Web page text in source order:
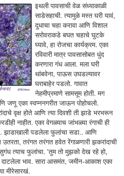
इथली पावसाची वेळ संध्याकाळी
साडेसहाची. त्यामुळे मस्त घरी यावं,
दुधाचा चहा करावा आणि विशाल
सरोवराकडे बघत चहाचे घुटके
घ्यावे, हा रोजचा कार्यक्रम. एका
रविवारी मात्र पावसासोबत धुंद
करणारा गंध आला. मला घरी
थांबवेना, पाऊस उघडल्यावर
घराबाहेर पडलो. गावात
नेहमीप्रमाणे सामसूम होती. मग
जणू एका स्वप्ननगरीत जाऊन पोहोचलो.
वृक्ष होते आणि त्या दिवशी ती झाडे भरभरून
नाहीत. एका वेगळ्याच जांभळ्या रंगाची ही
पडलेला फुलांचा सडा.. आणि
तरंगत तरंगत हवेत रेंगाळणारी झकरांदाची
त्याच फुलांचा. 'तुम तो मुझको देख रहे हो,
भाव. सारा आसमंत, जमीन-आकाश एका
मीरेसारखं.